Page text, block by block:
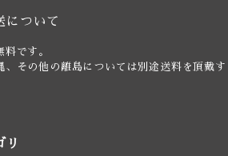
について
料です。
、その他の離島については別途送料を頂
リ